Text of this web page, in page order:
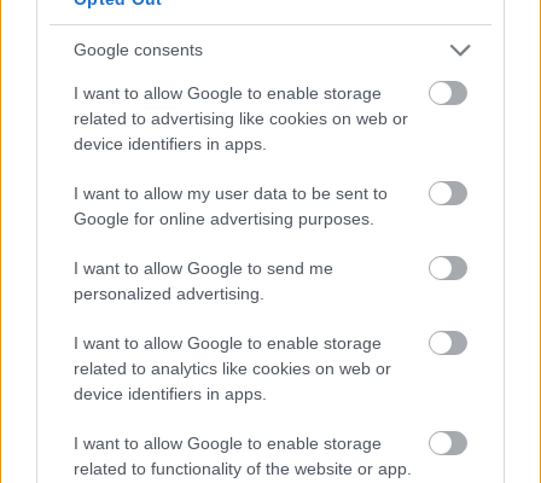
Google consents
I want to allow Google to enable storage
related to advertising like cookies on web or
device identifiers in apps.
I want to allow my user data to be sent to
Google for online advertising purposes.
I want to allow Google to send me
personalized advertising.
I want to allow Google to enable storage
related to analytics like cookies on web or
device identifiers in apps.
I want to allow Google to enable storage
related to functionality of the website or app.
Tamás Cinti-BODY&WELLNESS
10 alvással kapcsolatos mítosz, aminek ne
dőlj be!